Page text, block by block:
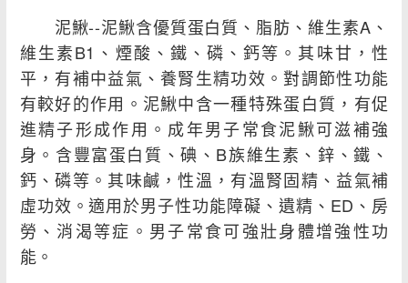
泥鰍--泥鰍含優質蛋白質、脂肪、維生素A、
維生素B1、煙酸、鐵、磷、鈣等。其味甘，性
平，有補中益氣、養腎生精功效。對調節性功能
有較好的作用。泥鰍中含一種特殊蛋白質，有促
進精子形成作用。成年男子常食泥鰍可滋補強
身。含豐富蛋白質、碘、B族維生素、鋅、鐵、
鈣、磷等。其味鹹，性溫，有溫腎固精、益氣補
虛功效。適用於男子性功能障礙、遺精、ED、房
勞、消渴等症。男子常食可強壯身體增強性功
能。